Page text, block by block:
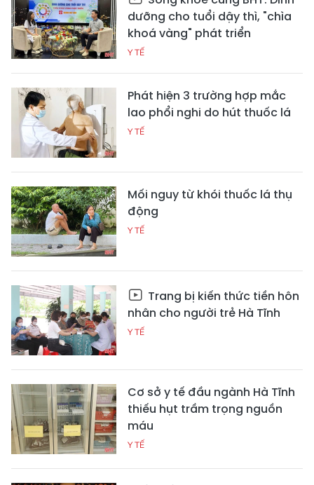
dưỡng cho tuổi dậy thì, "chìa
khoá vàng" phát triển
Y TẾ
Phát hiện 3 trường hợp mắc
lao phổi nghi do hút thuốc lá
Y TẾ
Mối nguy từ khói thuốc lá thụ
động
Y TẾ
Trang bị kiến thức tiền hôn
nhân cho người trẻ Hà Tĩnh
Y TẾ
Cơ sở y tế đầu ngành Hà Tĩnh
thiếu hụt trầm trọng nguồn
máu
Y TẾ